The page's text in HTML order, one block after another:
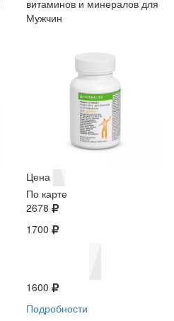
витаминов и минералов для
Мужчин
Цена
По карте
2678
1700
1600
Подробности